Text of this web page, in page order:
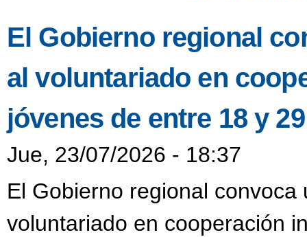
El Gobierno regional
al voluntariado en
jóvenes de entre 18 y
Jue, 23/07/2026 - 18:37
El Gobierno regional
voluntariado en cooperación